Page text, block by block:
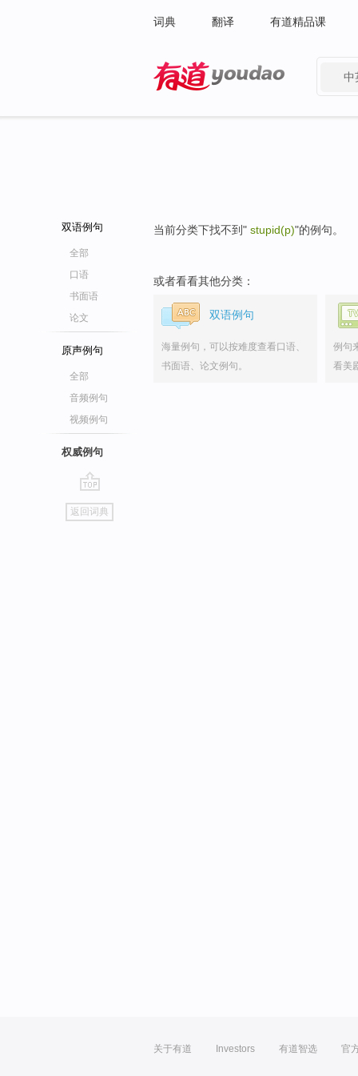
词典 翻译 有道精品课
中
双语例句
全部
口语
书面语
论文
原声例句
全部
音频例句
视频例句
权威例句
go
top
返回词典
当前分类下找不到" stupid(p)"的例句。
或者看看其他分类：
双语例句
海量例句，可以按难度查看口语、
书面语、论文例句。
例句
看美
关于有道 Investors 有道智选 官